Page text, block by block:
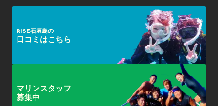
RISE石垣島の
口コミはこちら
マリンスタッフ
募集中